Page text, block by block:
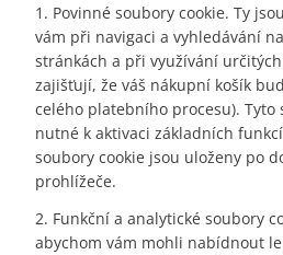
Povinné soubory cookie. Ty
vám při navigaci a vyhledávání
stránkách a při využívání
zajišťují, že váš nákupní košík
celého platebního procesu). Tyto
nutné k aktivaci základních
soubory cookie jsou uloženy po
prohlížeče.
Funkční a analytické soubory
abychom vám mohli nabídnout